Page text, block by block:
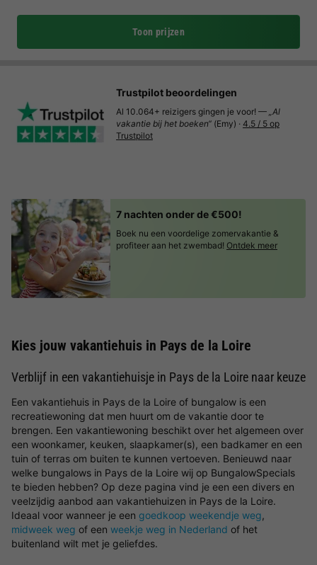
Toon prijzen
Trustpilot beoordelingen
Al 10.064+ reizigers gingen je voor! — „Al
vakantie bij het boeken“ (Emy) · 4.5 / 5 op
Trustpilot
7 nachten onder de €500!
Boek nu een voordelige zomervakantie &
profiteer aan het zwembad! Ontdek meer
Kies jouw vakantiehuis in Pays de la Loire
Verblijf in een vakantiehuisje in Pays de la Loire naar keuze
Een vakantiehuis in Pays de la Loire of bungalow is een
recreatiewoning dat men huurt om de vakantie door te
brengen. Een vakantiewoning beschikt over het algemeen over
een woonkamer, keuken, slaapkamer(s), een badkamer en een
tuin of terras om buiten te kunnen vertoeven. Benieuwd naar
welke bungalows in Pays de la Loire wij op BungalowSpecials
te bieden hebben? Op deze pagina vind je een een divers en
veelzijdig aanbod aan vakantiehuizen in Pays de la Loire.
Ideaal voor wanneer je een goedkoop weekendje weg,
midweek weg of een weekje weg in Nederland of het
buitenland wilt met je geliefdes.